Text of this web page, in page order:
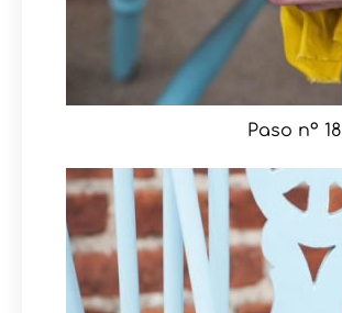
Paso nº 18